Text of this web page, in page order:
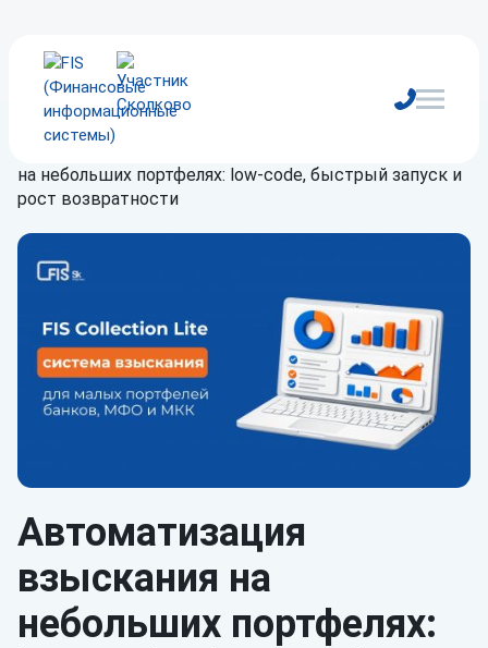
Блог
на небольших портфелях: low-code, быстрый запуск и
рост возвратности
Автоматизация
взыскания на
небольших портфелях: